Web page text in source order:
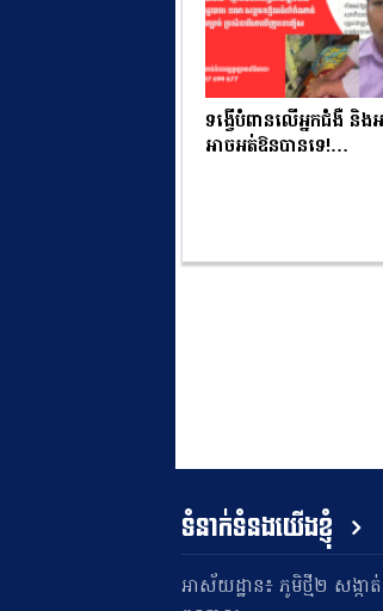
ទង្វើបំពានលើអ្នកជំងឺ និ
អាចអត់ឱនបានទេ!…
ទំនាក់ទំនងយើងខ្ញុំ
អាស័យដ្ឋាន៖ ភូមិថ្មី២ សង្កាត់